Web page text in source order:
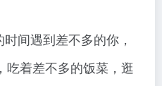
间遇到差不多的你，
吃着差不多的饭菜，逛